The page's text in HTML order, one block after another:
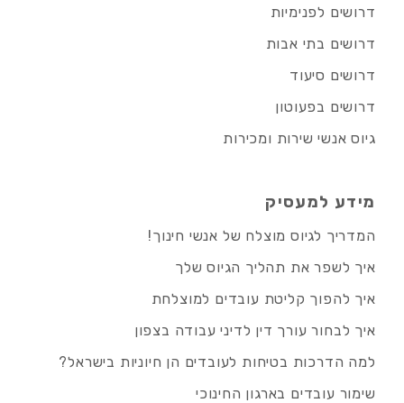
דרושים לפנימיות
דרושים בתי אבות
דרושים סיעוד
דרושים בפעוטון
גיוס אנשי שירות ומכירות
מידע למעסיק
המדריך לגיוס מוצלח של אנשי חינוך!
איך לשפר את תהליך הגיוס שלך
איך להפוך קליטת עובדים למוצלחת
איך לבחור עורך דין לדיני עבודה בצפון
למה הדרכות בטיחות לעובדים הן חיוניות בישראל?
שימור עובדים בארגון החינוכי